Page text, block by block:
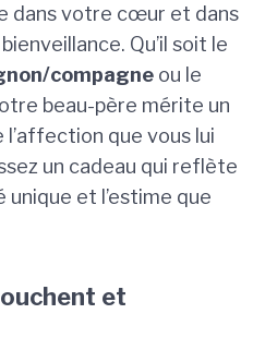
dans votre cœur et dans
Qu’il soit le
compagne ou le
beau-père mérite un
que vous lui
un cadeau qui reflète
unique et l’estime que
et